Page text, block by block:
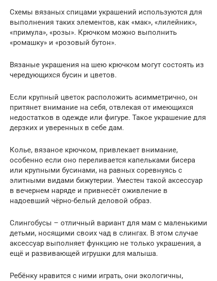
Схемы вязаных спицами украшений используются для
выполнения таких элементов, как «мак», «лилейник»,
«примула», «розы». Крючком можно выполнить
«ромашку» и «розовый бутон».
Вязаные украшения на шею крючком могут состоять из
чередующихся бусин и цветов.
Если крупный цветок расположить асимметрично, он
притянет внимание на себя, отвлекая от имеющихся
недостатков в одежде или фигуре. Такое украшение для
дерзких и уверенных в себе дам.
Колье, вязаное крючком, привлекает внимание,
особенно если оно переливается капельками бисера
или крупными бусинами, на равных соревнуясь с
элитными видами бижутерии. Уместен такой аксессуар
в вечернем наряде и привнесёт оживление в
надоевший чёрно-белый деловой образ.
Слингобусы – отличный вариант для мам с маленькими
детьми, носящими своих чад в слингах. В этом случае
аксессуар выполняет функцию не только украшения, а
ещё и развивающей игрушки для малыша.
Ребёнку нравится с ними играть, они экологичны,